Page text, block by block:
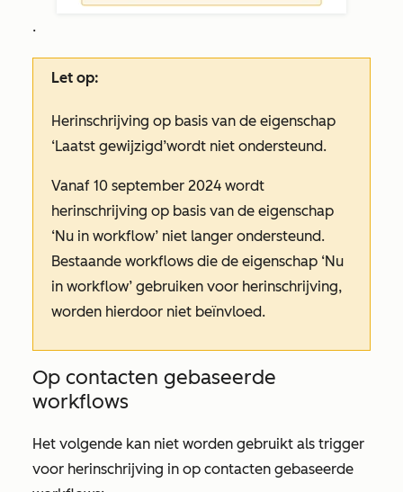
.
Let op:
Herinschrijving op basis van de eigenschap
‘Laatst gewijzigd’wordt niet ondersteund.
Vanaf 10 september 2024 wordt
herinschrijving op basis van de eigenschap
‘Nu in workflow’ niet langer ondersteund.
Bestaande workflows die de eigenschap ‘Nu
in workflow’ gebruiken voor herinschrijving,
worden hierdoor niet beïnvloed.
Op contacten gebaseerde
workflows
Het volgende kan niet worden gebruikt als trigger
voor herinschrijving in op contacten gebaseerde